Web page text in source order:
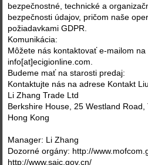
bezpečnostné, technické a
bezpečnosti údajov, pričom naše
požiadavkami GDPR.
Komunikácia:
Môžete nás kontaktovať e-mailom na
info[at]ecigionline.com.
Budeme mať na starosti predaj:
Kontaktujte nás na adrese Kontakt
Li Zhang Trade Ltd
Berkshire House, 25 Westland Road,
Hong Kong
Manager: Li Zhang
Dozorné orgány: http://
http://www.saic.gov.cn/